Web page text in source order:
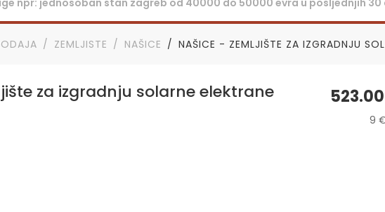
ZEMLJISTE NAŠICE NAŠICE - ZEMLJIŠTE ZA IZGRADNJU
za izgradnju solarne elektrane
9